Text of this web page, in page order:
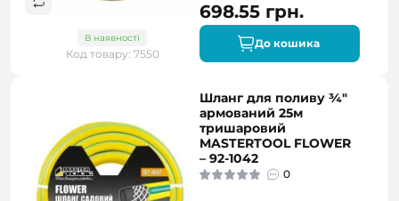
В наявності
Код товару: 7550
698.55 грн.
До кошика
Шланг для поливу ¾"
армований 25м
тришаровий
MASTERTOOL FLOWER
– 92-1042
0